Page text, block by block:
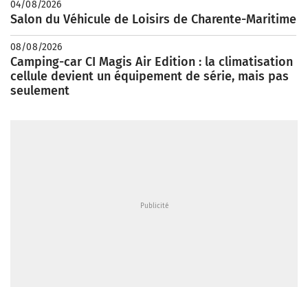
04/08/2026
Salon du Véhicule de Loisirs de Charente-Maritime
08/08/2026
Camping-car CI Magis Air Edition : la climatisation
cellule devient un équipement de série, mais pas
seulement